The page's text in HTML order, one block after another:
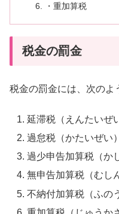
・重加算税
税金の罰金
税金の罰金には、次のよ
延滞税（えんたいぜ
過怠税（かたいぜい）
過少申告加算税（か
無申告加算税（むし
不納付加算税（ふの